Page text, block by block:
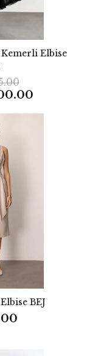
Elbise
BEJ